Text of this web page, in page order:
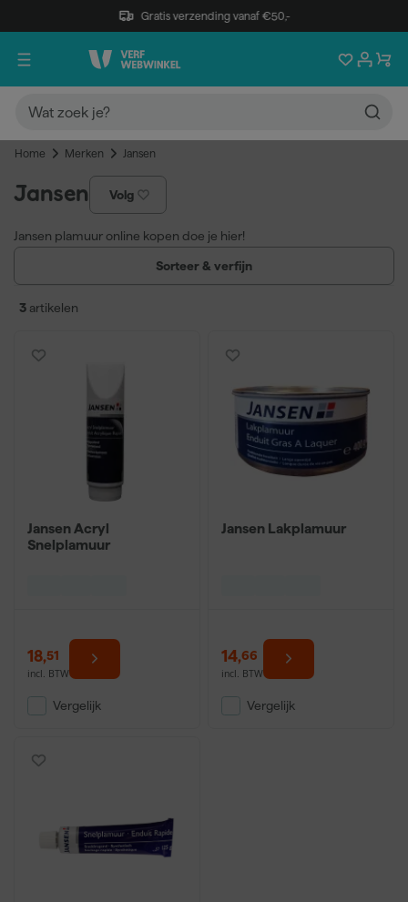
Gratis verzending vanaf €50,-
Home Merken Jansen
Jansen Volg
Jansen plamuur online kopen doe je hier!
Sorteer & verfijn
3 artikelen
Jansen Acryl
Snelplamuur
18,51
incl. BTW
Vergelijk
Jansen Lakplamuur
14,66
incl. BTW
Vergelijk